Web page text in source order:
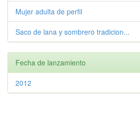
Mujer adulta de perfil
Saco de lana y sombrero tradicion...
Fecha de lanzamiento
2012